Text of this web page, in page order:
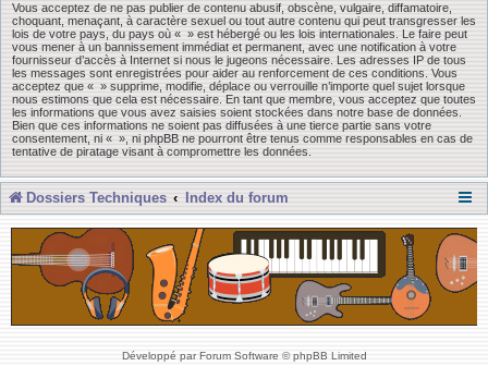
Vous acceptez de ne pas publier de contenu abusif, obscène, vulgaire, diffamatoire,
choquant, menaçant, à caractère sexuel ou tout autre contenu qui peut transgresser les
lois de votre pays, du pays où « » est hébergé ou les lois internationales. Le faire peut
vous mener à un bannissement immédiat et permanent, avec une notification à votre
fournisseur d’accès à Internet si nous le jugeons nécessaire. Les adresses IP de tous
les messages sont enregistrées pour aider au renforcement de ces conditions. Vous
acceptez que « » supprime, modifie, déplace ou verrouille n’importe quel sujet lorsque
nous estimons que cela est nécessaire. En tant que membre, vous acceptez que toutes
les informations que vous avez saisies soient stockées dans notre base de données.
Bien que ces informations ne soient pas diffusées à une tierce partie sans votre
consentement, ni « », ni phpBB ne pourront être tenus comme responsables en cas de
tentative de piratage visant à compromettre les données.
Dossiers Techniques Index du forum
Développé par Forum Software © phpBB Limited